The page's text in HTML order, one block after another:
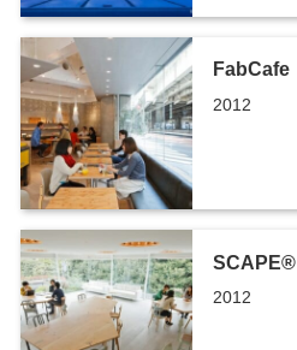
FabCafe
2012
SCAPE®
2012